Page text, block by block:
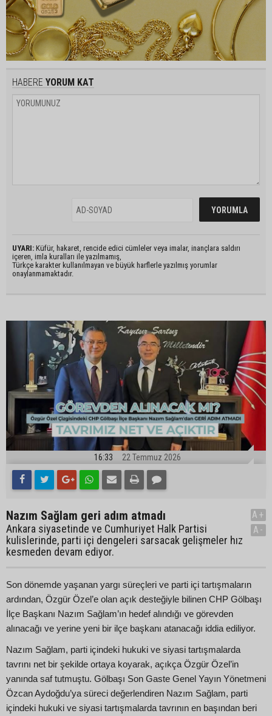
HABERE YORUM KAT
UYARI: Küfür, hakaret, rencide edici cümleler veya imalar, inançlara saldırı
içeren, imla kuralları ile yazılmamış,
Türkçe karakter kullanılmayan ve büyük harflerle yazılmış yorumlar
onaylanmamaktadır.
16:33 22 Temmuz 2026
Nazım Sağlam geri adım atmadı
Ankara siyasetinde ve Cumhuriyet Halk Partisi
kulislerinde, parti içi dengeleri sarsacak gelişmeler hız
kesmeden devam ediyor.
A+
A-
Son dönemde yaşanan yargı süreçleri ve parti içi tartışmaların
ardından, Özgür Özel’e olan açık desteğiyle bilinen CHP Gölbaşı
İlçe Başkanı Nazım Sağlam’ın hedef alındığı ve görevden
alınacağı ve yerine yeni bir ilçe başkanı atanacağı iddia ediliyor.
Nazım Sağlam, parti içindeki hukuki ve siyasi tartışmalarda
tavrını net bir şekilde ortaya koyarak, açıkça Özgür Özel’in
yanında saf tutmuştu. Gölbaşı Son Gaste Genel Yayın Yönetmeni
Özcan Aydoğdu’ya süreci değerlendiren Nazım Sağlam, parti
içindeki hukuki ve siyasi tartışmalarda tavrının en başından beri